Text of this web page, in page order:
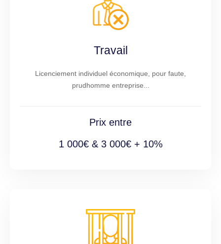
Travail
Licenciement individuel économique, pour faute,
prudhomme entreprise...
Prix entre
1 000€ & 3 000€ + 10%